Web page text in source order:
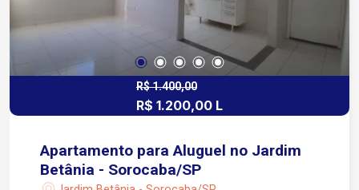
R$ 1.400,00
R$ 1.200,00 L
Apartamento para Aluguel no Jardim
Betânia - Sorocaba/SP